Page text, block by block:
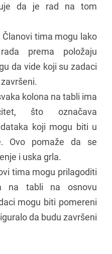
da je rad na tom
Članovi tima mogu lako
prema položaju
da vide koji su zadaci
kolona na tabli ima
što označava
koji mogu biti u
Ovo pomaže da se
i uska grla.
tima mogu prilagoditi
na tabli na osnovu
mogu biti pomereni
da budu završeni